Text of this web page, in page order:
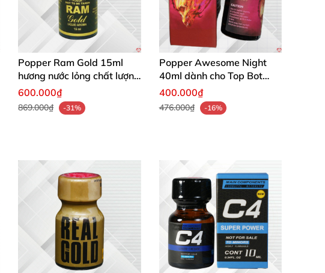
Popper Ram Gold 15ml
hương nước lỏng chất lượng
cao mua ngay
600.000₫
869.000₫ -31%
Popper Awesome Night
40ml dành cho Top Bot
chính hãng giá rẻ
400.000₫
476.000₫ -16%